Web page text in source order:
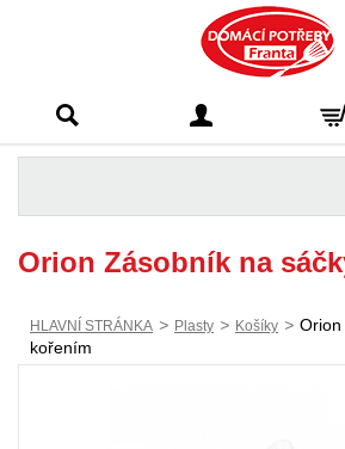
Franta - Příbram
Orion Zásobník na
HLAVNÍ STRÁNKA > Plasty > Košíky >
kořením